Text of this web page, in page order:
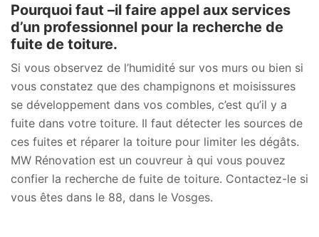
Pourquoi faut –il faire appel aux services
d’un professionnel pour la recherche de
fuite de toiture.
Si vous observez de l’humidité sur vos murs ou bien si
vous constatez que des champignons et moisissures
se développement dans vos combles, c’est qu’il y a
fuite dans votre toiture. Il faut détecter les sources de
ces fuites et réparer la toiture pour limiter les dégâts.
MW Rénovation est un couvreur à qui vous pouvez
confier la recherche de fuite de toiture. Contactez-le si
vous êtes dans le 88, dans le Vosges.